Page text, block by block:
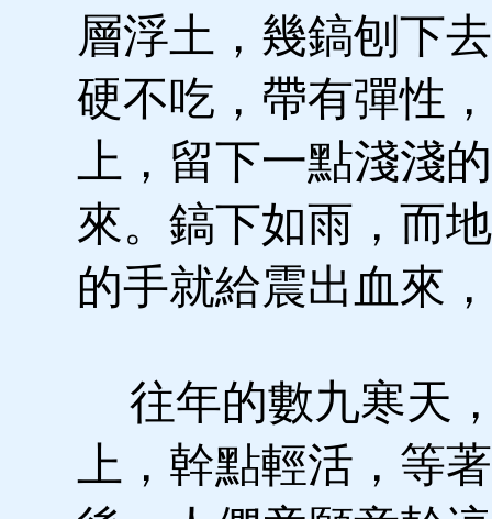
層浮土，幾鎬刨下
硬不吃，帶有彈性
上，留下一點淺淺
來。鎬下如雨，而
的手就給震出血來
往年的數九寒天
上，幹點輕活，等